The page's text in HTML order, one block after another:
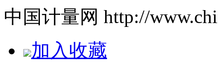
中国计量网 http://
加入收藏